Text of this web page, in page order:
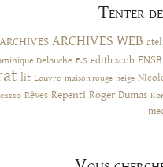
Tenter
ARCHIVES ARCHIVES WEB
Delouche E.S edith scob
lit Louvre maison rouge neige
Rêves Repenti Roger Dumas